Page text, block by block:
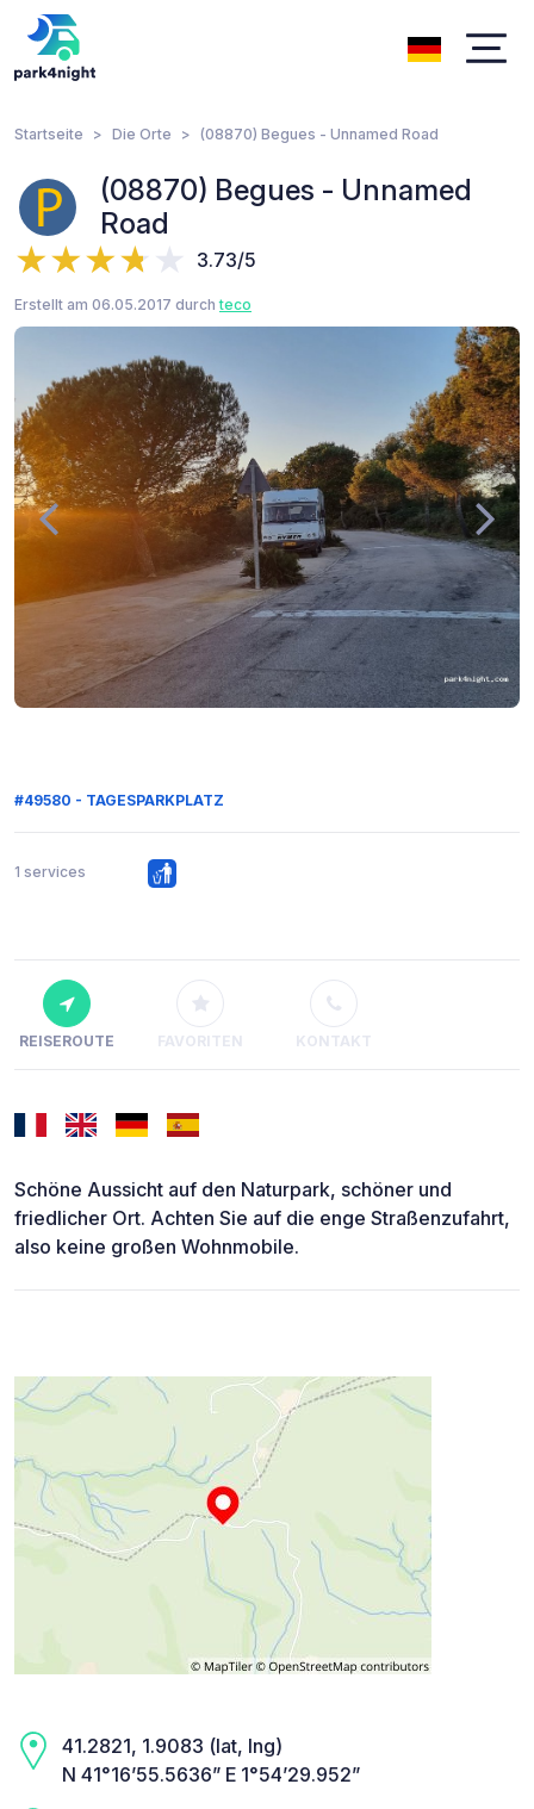
Startseite Die Orte (08870) Begues - Unnamed Road
(08870) Begues - Unnamed
Road
3.73/5
Erstellt am 06.05.2017 durchteco
#49580 - TAGESPARKPLATZ
1 services
REISEROUTE FAVORITEN KONTAKT
Schöne Aussicht auf den Naturpark, schöner und
friedlicher Ort. Achten Sie auf die enge Straßenzufahrt,
also keine großen Wohnmobile.
41.2821, 1.9083 (lat, lng)
N 41°16’55.5636” E 1°54’29.952”